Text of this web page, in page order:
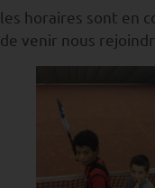
les horaires sont en
de venir nous